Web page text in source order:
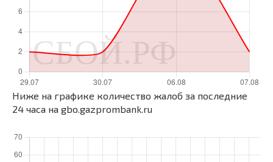
Ниже на графике количество жалоб за последние
24 часа на gbo.gazprombank.ru